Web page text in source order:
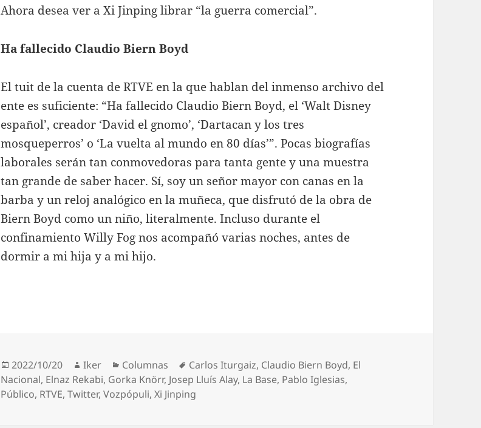
Ahora desea ver a Xi Jinping librar “la guerra comercial”.
Ha fallecido Claudio Biern Boyd
El tuit de la cuenta de RTVE en la que hablan del inmenso archivo del
ente es suficiente: “Ha fallecido Claudio Biern Boyd, el ‘Walt Disney
español’, creador ‘David el gnomo’, ‘Dartacan y los tres
mosqueperros’ o ‘La vuelta al mundo en 80 días’”. Pocas biografías
laborales serán tan conmovedoras para tanta gente y una muestra
tan grande de saber hacer. Sí, soy un señor mayor con canas en la
barba y un reloj analógico en la muñeca, que disfrutó de la obra de
Biern Boyd como un niño, literalmente. Incluso durante el
confinamiento Willy Fog nos acompañó varias noches, antes de
dormir a mi hija y a mi hijo.
Publicado
el
2022/10/20 Autor
Iker Categorías
Columnas Etiquetas
Carlos Iturgaiz, Claudio Biern Boyd, El
Nacional, Elnaz Rekabi, Gorka Knörr, Josep Lluís Alay, La Base, Pablo Iglesias,
Público, RTVE,Twitter,Vozpópuli,Xi Jinping